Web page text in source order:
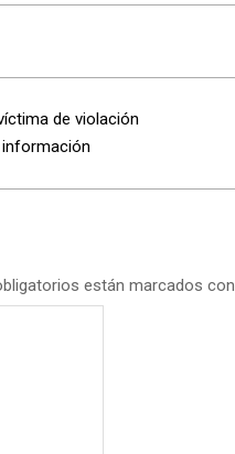
de violación
información
están marcados con